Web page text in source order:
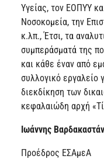
Υγείας, τον ΕΟΠΥΥ
Νοσοκομεία, την
κ.λπ., Έτσι, τα
συμπεράσματά της
και κάθε έναν από
συλλογικό εργαλείο
διεκδίκηση των
κεφαλαιώδη αρχή
Ιωάννης
Προέδρος ΕΣΑμεΑ